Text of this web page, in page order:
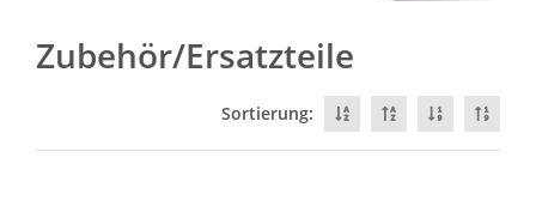
Zubehör/Ersatzteile
Sortierung: